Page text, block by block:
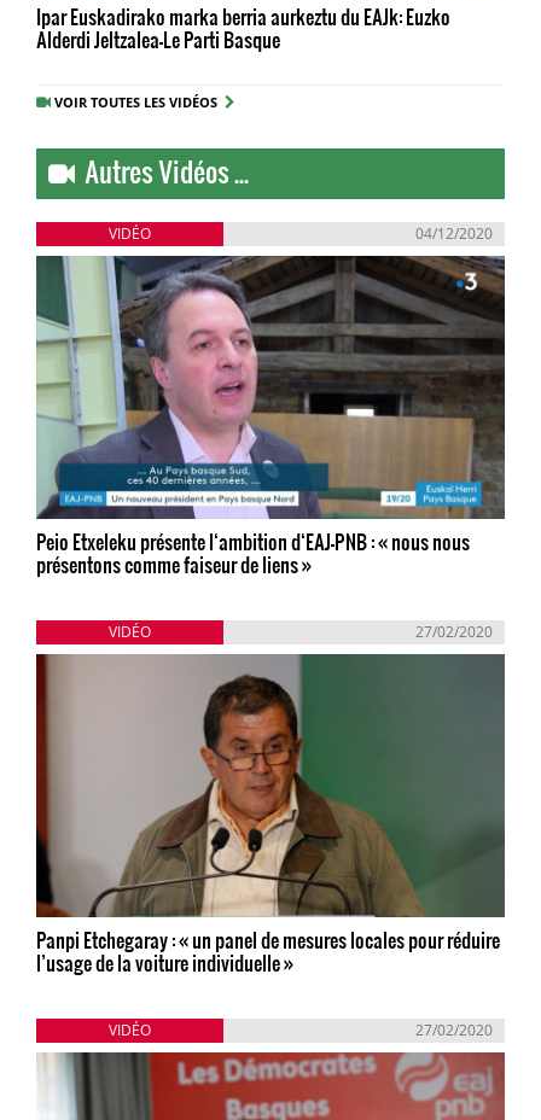
Ipar Euskadirako marka berria aurkeztu du EAJk: Euzko
Alderdi Jeltzalea-Le Parti Basque
VOIR TOUTES LES VIDÉOS
Autres Vidéos ...
VIDÉO 04/12/2020
Peio Etxeleku présente l‘ambition d‘EAJ-PNB : « nous nous
présentons comme faiseur de liens »
VIDÉO 27/02/2020
Panpi Etchegaray : « un panel de mesures locales pour réduire
l’usage de la voiture individuelle »
VIDÉO 27/02/2020